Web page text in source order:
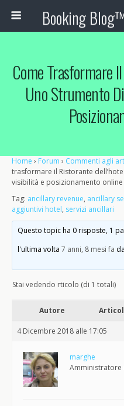
Come Trasformare
Uno Strumento
Home › Forum › Commenti agli
trasformare il Ristorante
visibilità e posizionamento online
Tag: ancillary revenue, ancillary
aggiuntivi hotel, servizi ancillari
Questo topic ha 0 risposte, 1
l'ultima volta7 anni, 8 mesi fa da
Stai vedendo rticolo (di 1 totali)
Autore
4 Dicembre 2018 alle 17:05
marghe
Amministratore